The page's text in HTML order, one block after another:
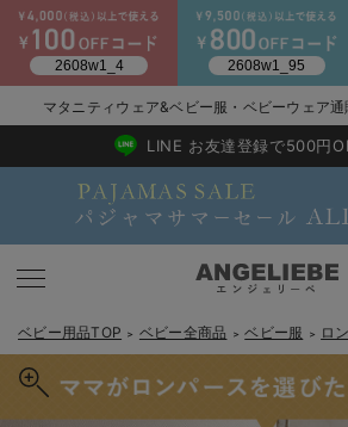
戻る
戻る
戻る
戻る
戻る
戻る
戻る
戻る
戻る
戻る
マタニティウェア&ベビー服・ベビーウェア通
2026/NewArrival
送料495円(一部地域を除く) 7,700円
LINE お友達登録で500円
ベビー用品TOP ＞ ベビー全商品 ＞ ベビー服 ＞ ロ